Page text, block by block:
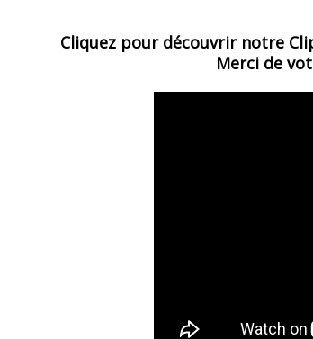
Cliquez pour découvrir notre
Merci de